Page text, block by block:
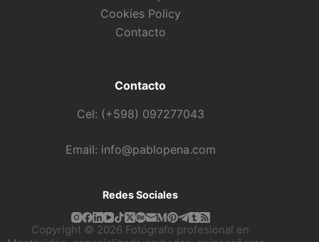
Cookies Policy
Contacto
Contacto
Cel: (+598) 097277043
Email: info@pablopena.com
Redes Sociales
Copyright © 2026 Fotógrafo profesional en